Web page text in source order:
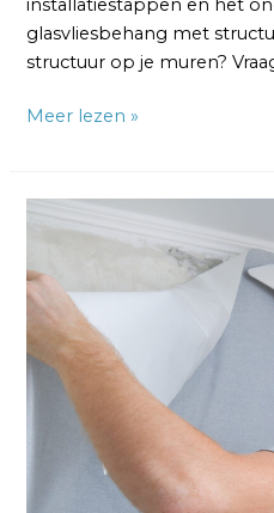
glasvliesbehang met
structuur op je muren?
Meer lezen »
Glasvlies
Behang
Aanbrengen:
Een
Praktische
Gids
voor
Vlekkeloze
Toepassing